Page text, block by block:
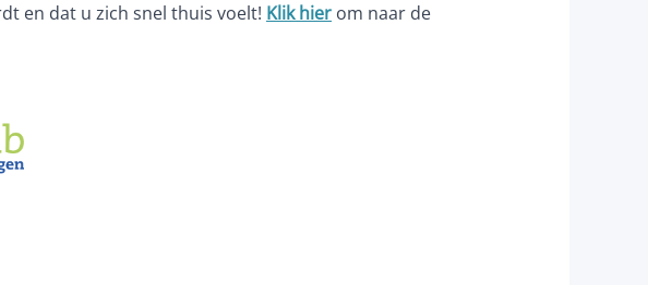
en dat u zich snel thuis voelt! Klik hier om naar de